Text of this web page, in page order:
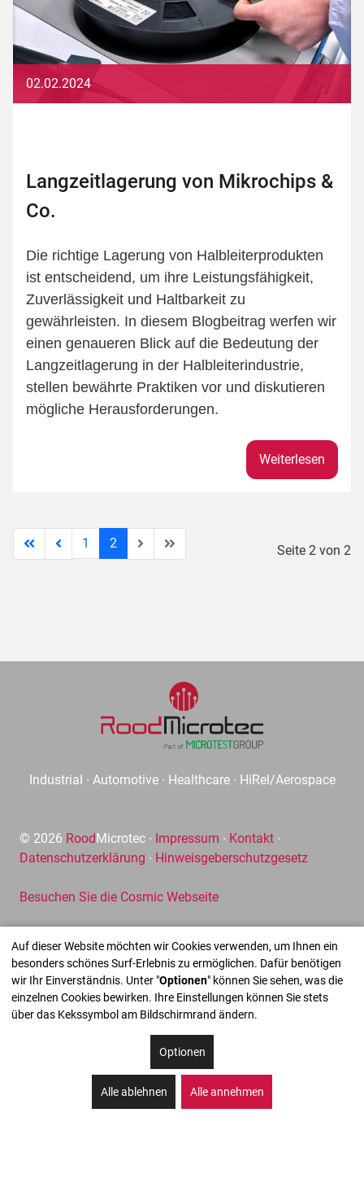
02.02.2024
Langzeitlagerung von Mikrochips &
Co.
Die richtige Lagerung von Halbleiterprodukten
ist entscheidend, um ihre Leistungsfähigkeit,
Zuverlässigkeit und Haltbarkeit zu
gewährleisten. In diesem Blogbeitrag werfen wir
einen genaueren Blick auf die Bedeutung der
Langzeitlagerung in der Halbleiterindustrie,
stellen bewährte Praktiken vor und diskutieren
mögliche Herausforderungen.
Weiterlesen
Seite 2 von 2
1 2
Industrial ∙ Automotive ∙ Healthcare ∙ HiRel/Aerospace
© 2026 RoodMicrotec ∙ Impressum ∙ Kontakt ∙
Datenschutzerklärung ∙ Hinweisgeberschutzgesetz
Besuchen Sie die Cosmic Webseite
Auf dieser Website möchten wir Cookies verwenden, um Ihnen ein
besonders schönes Surf-Erlebnis zu ermöglichen. Dafür benötigen
wir Ihr Einverständnis. Unter "Optionen" können Sie sehen, was die
einzelnen Cookies bewirken. Ihre Einstellungen können Sie stets
über das Kekssymbol am Bildschirmrand ändern.
Optionen
Alle ablehnen Alle annehmen